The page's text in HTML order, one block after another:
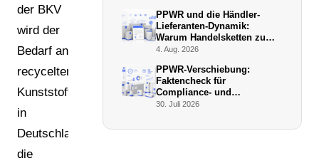
der BKV
wird der
Bedarf an
recycelten
Kunststoffen
in
Deutschland
die
PPWR und die Händler-
Lieferanten-Dynamik:
Warum Handelsketten zu
De-facto-Vollstreckern
4. Aug. 2026
PPWR-Verschiebung:
Faktencheck für
Compliance- und
Verpackungsmanager (Juli
30. Juli 2026